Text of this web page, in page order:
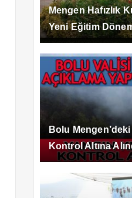
Mengen Hafızlık
Yeni Eğitim
Bolu
Kontrol Altına